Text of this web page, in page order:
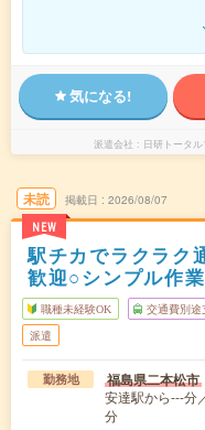
気になる!
派遣会社 日研トータ
未読
NEW
掲載日 2026/08/07
駅チカでラクラク
歓迎○シンプル作
職種未経験OK 交通費別途
派遣
勤務地 福島県二本松市
安達駅から---分
分